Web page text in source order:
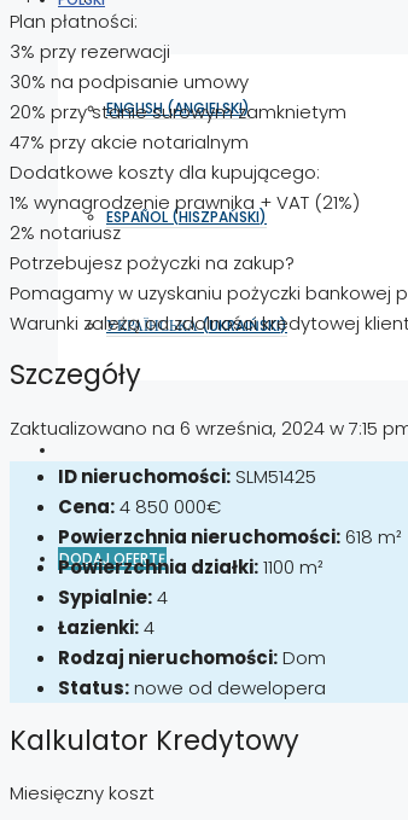
ENGLISH(ANGIELSKI)
ESPAÑOL (HISZPAŃSKI)
УКРАЇНСЬКА(UKRAIŃSKI)
DODAJ OFERTĘ
Plan płatności:
3% przy rezerwacji
30% na podpisanie umowy
20% przy stanie surowym zamknietym
47% przy akcie notarialnym
Dodatkowe koszty dla kupującego:
1% wynagrodzenie prawnika + VAT (21%)
2% notariusz
Potrzebujesz pożyczki na zakup?
Pomagamy w uzyskaniu pożyczki bankowej
Warunki zależą od zdolności kredytowej
Szczegóły
Zaktualizowano na 6 września, 2024 w 7:15
ID nieruchomości: SLM51425
Cena:4 850 000€
Powierzchnia nieruchomości:618 m²
Powierzchnia działki:1100 m²
Sypialnie:4
Łazienki:4
Rodzaj nieruchomości:Dom
Status:nowe od dewelopera
Kalkulator Kredytowy
Miesięczny koszt